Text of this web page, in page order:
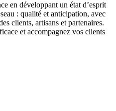
en développant un état d’esprit
: qualité et anticipation, avec
clients, artisans et partenaires.
et accompagnez vos clients